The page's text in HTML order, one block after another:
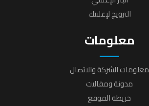
الترويج لإعلانك
معلومات
معلومات الشركة والاتصال
مدونة ومقالات
خريطة الموقع